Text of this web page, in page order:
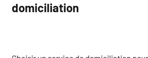
domiciliation